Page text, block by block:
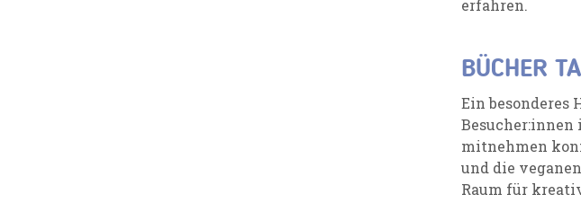
erfahren.
BÜCHER
Ein besonderes
Besucher:innen
mitnehmen
und die
Raum für